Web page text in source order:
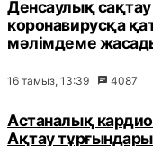
Денсаулық сақтау
коронавирусқа
мәлімдеме
16 тамыз, 13:39 4087
Астаналық
Ақтау